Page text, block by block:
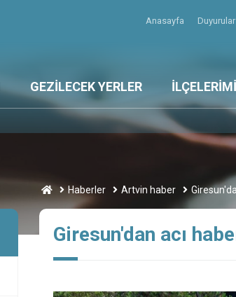
Anasayfa Duyurular
GEZİLECEK YERLER
Haberler Artvin haber
Giresun'dan acı